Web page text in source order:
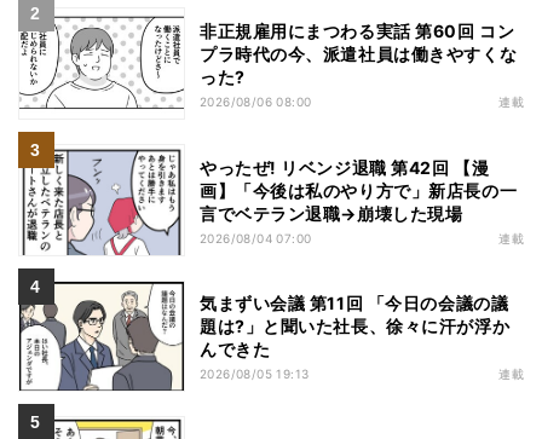
非正規雇用にまつわる実話 第60回 コン
プラ時代の今、派遣社員は働きやすくな
った?
2026/08/06 08:00 連載
やったぜ! リベンジ退職 第42回 【漫
画】「今後は私のやり方で」新店長の一
言でベテラン退職→崩壊した現場
2026/08/04 07:00 連載
気まずい会議 第11回 「今日の会議の議
題は?」と聞いた社長、徐々に汗が浮か
んできた
2026/08/05 19:13 連載